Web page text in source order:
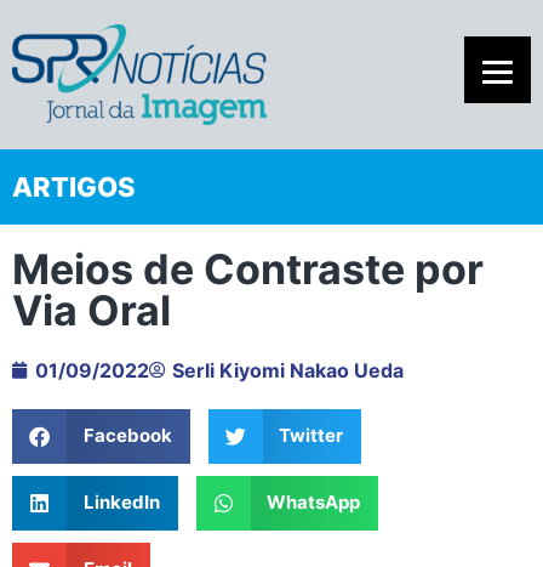
ARTIGOS
Meios de Contraste por
Via Oral
01/09/2022 Serli Kiyomi Nakao Ueda
Facebook Twitter
LinkedIn WhatsApp